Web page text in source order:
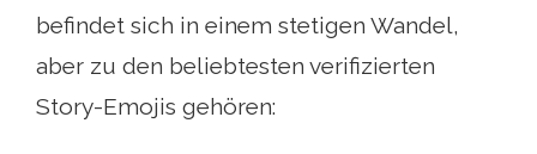
befindet sich in einem stetigen Wandel,
aber zu den beliebtesten verifizierten
Story-Emojis gehören: